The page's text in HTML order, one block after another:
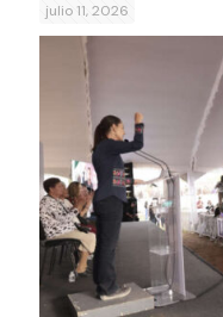
julio 11, 2026